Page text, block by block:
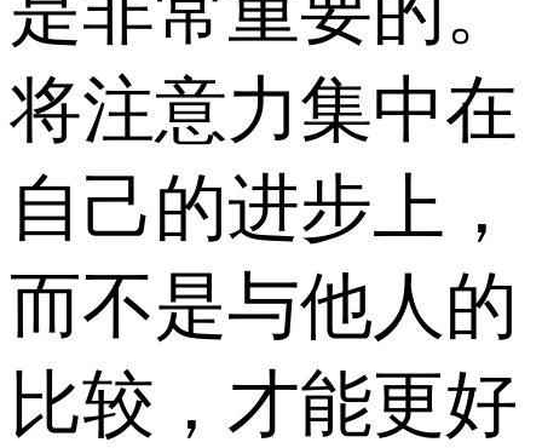
将注意力集中在
自己的进步上，
而不是与他人的
比较，才能更好